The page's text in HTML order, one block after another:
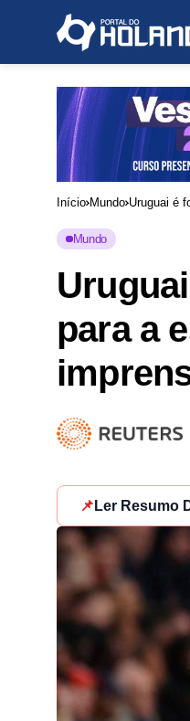
Início Mundo Uruguai é
Mundo
para a
📌 Ler Resumo